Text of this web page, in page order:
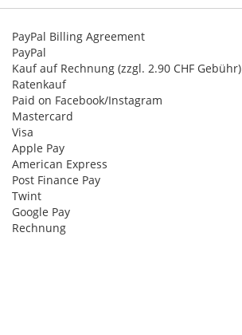
PayPal Billing Agreement
PayPal
Kauf auf Rechnung (zzgl. 2.90 CHF Gebühr)
Ratenkauf
Paid on Facebook/Instagram
Mastercard
Visa
Apple Pay
American Express
Post Finance Pay
Twint
Google Pay
Rechnung